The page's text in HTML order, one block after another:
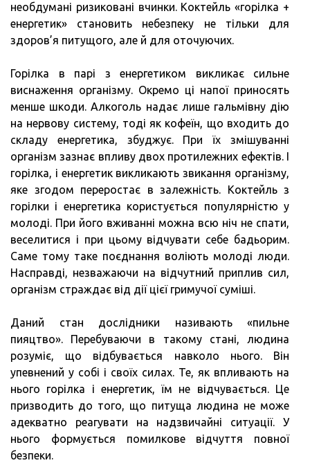
необдумані ризиковані вчинки. Коктейль «горілка +
енергетик» становить небезпеку не тільки для
здоров’я питущого, але й для оточуючих.
Горілка в парі з енергетиком викликає сильне
виснаження організму. Окремо ці напої приносять
менше шкоди. Алкоголь надає лише гальмівну дію
на нервову систему, тоді як кофеїн, що входить до
складу енергетика, збуджує. При їх змішуванні
організм зазнає впливу двох протилежних ефектів. І
горілка, і енергетик викликають звикання організму,
яке згодом переростає в залежність. Коктейль з
горілки і енергетика користується популярністю у
молоді. При його вживанні можна всю ніч не спати,
веселитися і при цьому відчувати себе бадьорим.
Саме тому таке поєднання воліють молоді люди.
Насправді, незважаючи на відчутний приплив сил,
організм страждає від дії цієї гримучої суміші.
Даний стан дослідники називають «пильне
пияцтво». Перебуваючи в такому стані, людина
розуміє, що відбувається навколо нього. Він
упевнений у собі і своїх силах. Те, як впливають на
нього горілка і енергетик, їм не відчувається. Це
призводить до того, що питуща людина не може
адекватно реагувати на надзвичайні ситуації. У
нього формується помилкове відчуття повної
безпеки.